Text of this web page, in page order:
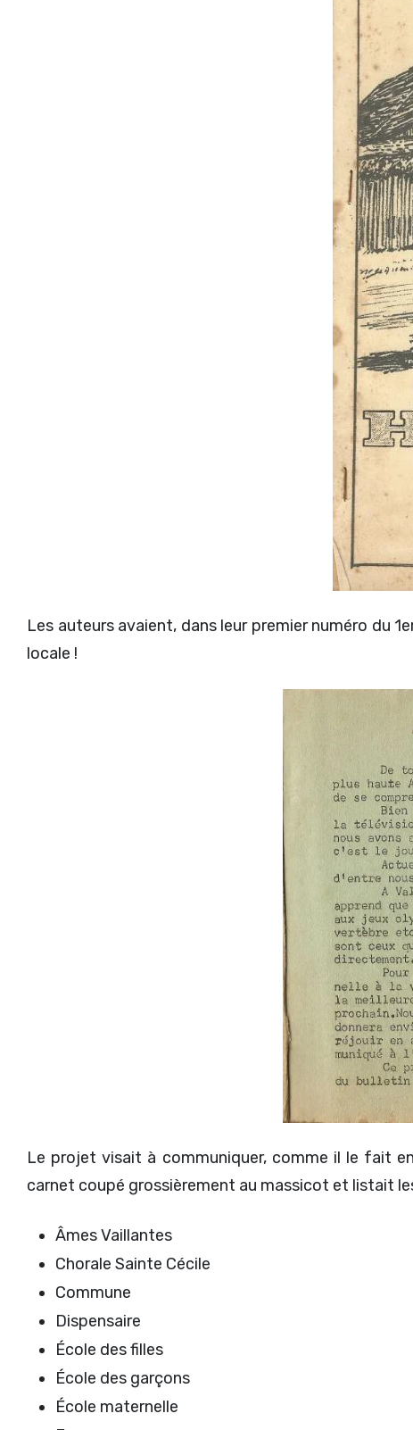
Les auteurs avaient, dans leur premier numéro du
locale !
Le projet visait à communiquer, comme il le fait
carnet coupé grossièrement au massicot et listait
Âmes Vaillantes
Chorale Sainte Cécile
Commune
Dispensaire
École des filles
École des garçons
École maternelle